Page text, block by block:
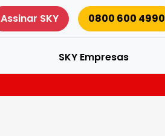
Assinar SKY 0800 600 4990
SKY Empresas